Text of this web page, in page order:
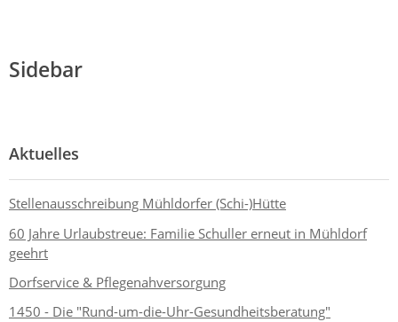
Sidebar
Aktuelles
Stellenausschreibung Mühldorfer (Schi-)Hütte
60 Jahre Urlaubstreue: Familie Schuller erneut in Mühldorf
geehrt
Dorfservice & Pflegenahversorgung
1450 - Die "Rund-um-die-Uhr-Gesundheitsberatung"